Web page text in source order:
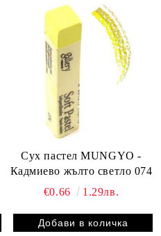
Сух пастел MUNGYO -
Кадмиево жълто светло 074
€0.66
1.29лв.